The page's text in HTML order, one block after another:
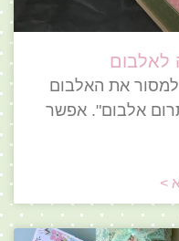
לאלבום
למסור את האלבום
אלבום". אפשר
>